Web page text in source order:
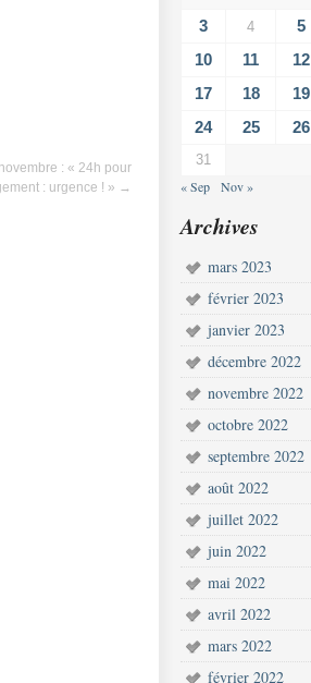
: « 24h pour
: urgence ! » →
3 4 5
10 11 12
17 18 19
24 25 26
31
« Sep Nov »
Archives
mars 2023
février 2023
janvier 2023
décembre 2022
novembre 2022
octobre 2022
septembre 2022
août 2022
juillet 2022
juin 2022
mai 2022
avril 2022
mars 2022
février 2022